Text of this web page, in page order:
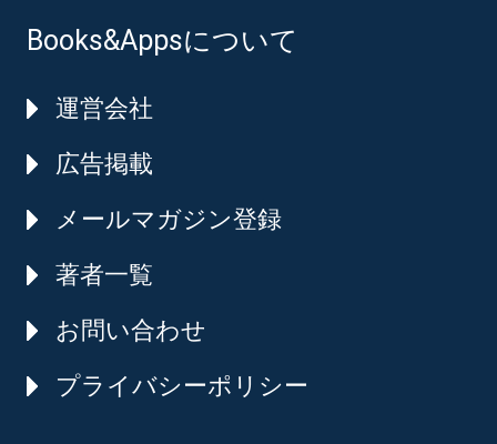
Books&Appsについて
運営会社
広告掲載
メールマガジン登録
著者一覧
お問い合わせ
プライバシーポリシー